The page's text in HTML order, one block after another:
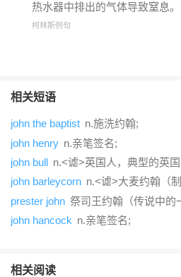
热水器中排出的气体导致窒息。
柯林斯例句
相关短语
john the baptist n.施洗约翰;
john henry n.亲笔签名;
john bull n.<谑>英国人，典型的英
john barleycorn n.<谑>大麦约翰（制酒的麦
prester john 祭司王约翰（传说中的一位信
john hancock n.亲笔签名;
相关阅读